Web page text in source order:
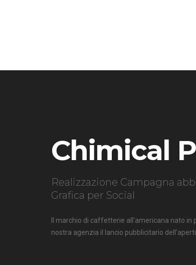
Chimical
Realizzazione Campagna
Grafica per Social
Il marchio di caffetterie all’americana nato
nostra agenzia il lancio pubblicitario